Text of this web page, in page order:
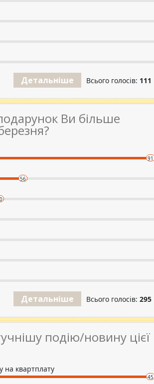
Детальніше Всього голосів: 111
Ви більше
91
56
Детальніше Всього голосів: 295
подію/новину цієї
на квартплату
45